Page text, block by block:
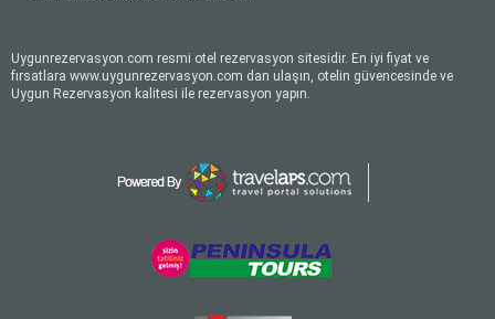
Uygunrezervasyon.com resmi otel rezervasyon sitesidir. En iyi fiyat ve
fırsatlara www.uygunrezervasyon.com dan ulaşın, otelin güvencesinde ve
Uygun Rezervasyon kalitesi ile rezervasyon yapın.